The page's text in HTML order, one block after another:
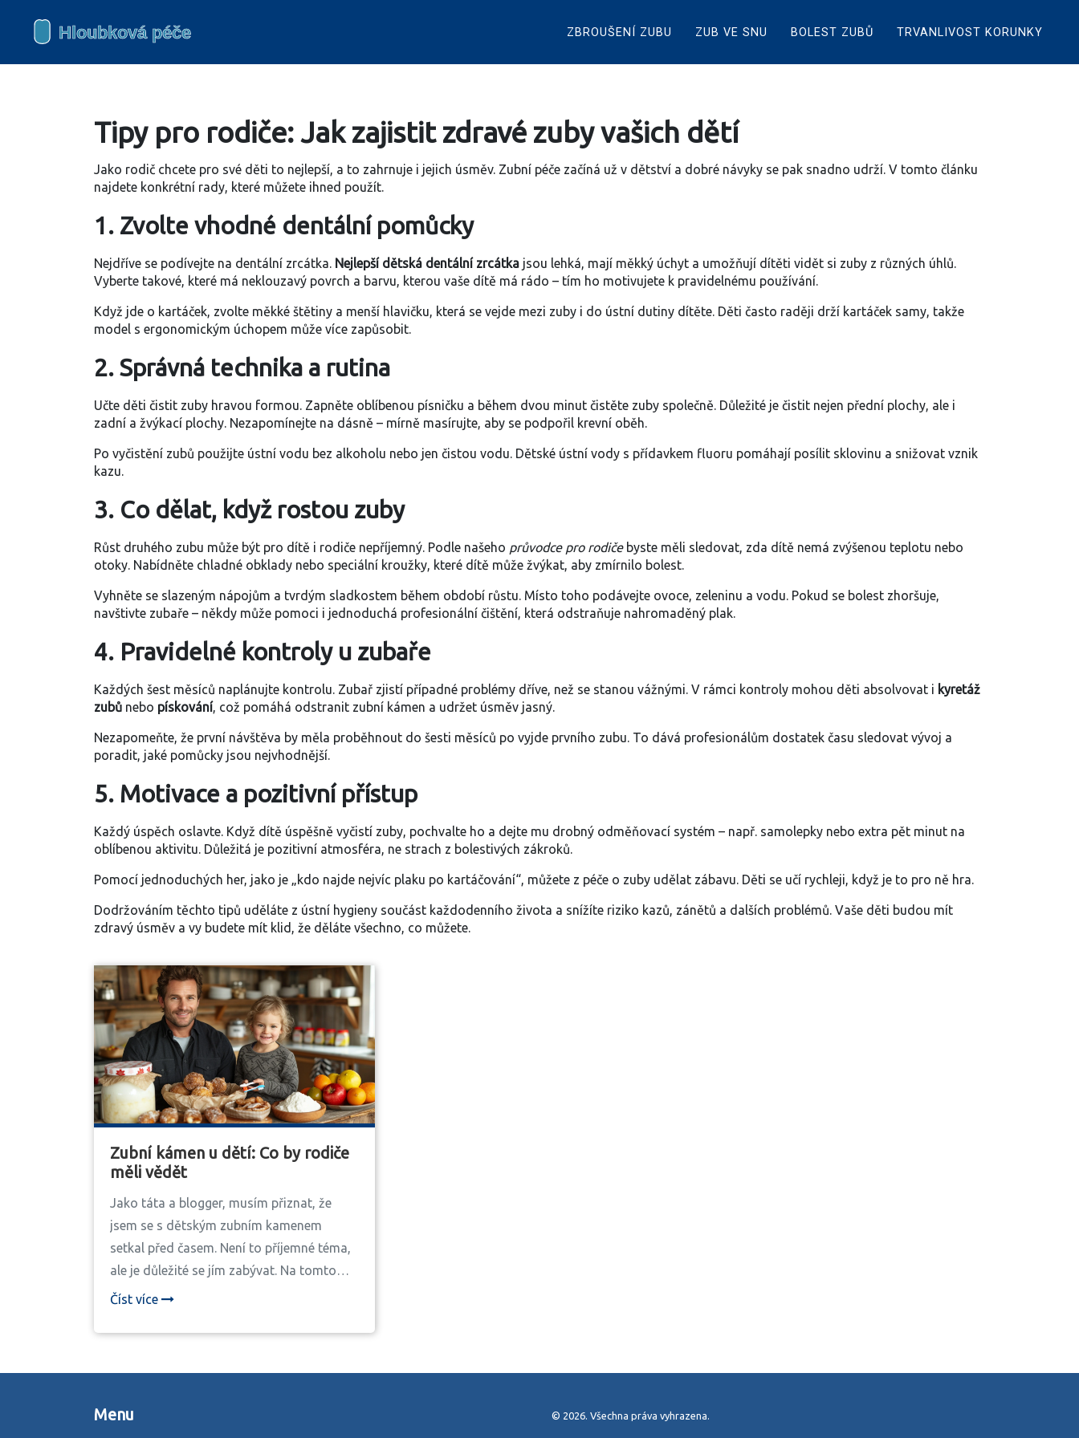
ZBROUŠENÍ ZUBU ZUB VE SNU BOLEST ZUBŮ TRVANLIVOST KORUNKY
Tipy pro rodiče: Jak zajistit zdravé zuby vašich dětí
Jako rodič chcete pro své děti to nejlepší, a to zahrnuje i jejich úsměv. Zubní péče začíná už v dětství a dobré návyky se pak snadno udrží. V tomto článku
najdete konkrétní rady, které můžete ihned použít.
1. Zvolte vhodné dentální pomůcky
Nejdříve se podívejte na dentální zrcátka. Nejlepší dětská dentální zrcátka jsou lehká, mají měkký úchyt a umožňují dítěti vidět si zuby z různých úhlů.
Vyberte takové, které má neklouzavý povrch a barvu, kterou vaše dítě má rádo – tím ho motivujete k pravidelnému používání.
Když jde o kartáček, zvolte měkké štětiny a menší hlavičku, která se vejde mezi zuby i do ústní dutiny dítěte. Děti často raději drží kartáček samy, takže
model s ergonomickým úchopem může více zapůsobit.
2. Správná technika a rutina
Učte děti čistit zuby hravou formou. Zapněte oblíbenou písničku a během dvou minut čistěte zuby společně. Důležité je čistit nejen přední plochy, ale i
zadní a žvýkací plochy. Nezapomínejte na dásně – mírně masírujte, aby se podpořil krevní oběh.
Po vyčistění zubů použijte ústní vodu bez alkoholu nebo jen čistou vodu. Dětské ústní vody s přídavkem fluoru pomáhají posílit sklovinu a snižovat vznik
kazu.
3. Co dělat, když rostou zuby
Růst druhého zubu může být pro dítě i rodiče nepříjemný. Podle našeho průvodce pro rodičebyste měli sledovat, zda dítě nemá zvýšenou teplotu nebo
otoky. Nabídněte chladné obklady nebo speciální kroužky, které dítě může žvýkat, aby zmírnilo bolest.
Vyhněte se slazeným nápojům a tvrdým sladkostem během období růstu. Místo toho podávejte ovoce, zeleninu a vodu. Pokud se bolest zhoršuje,
navštivte zubaře – někdy může pomoci i jednoduchá profesionální čištění, která odstraňuje nahromaděný plak.
4. Pravidelné kontroly u zubaře
Každých šest měsíců naplánujte kontrolu. Zubař zjistí případné problémy dříve, než se stanou vážnými. V rámci kontroly mohou děti absolvovat i kyretáž
zubů nebo pískování, což pomáhá odstranit zubní kámen a udržet úsměv jasný.
Nezapomeňte, že první návštěva by měla proběhnout do šesti měsíců po vyjde prvního zubu. To dává profesionálům dostatek času sledovat vývoj a
poradit, jaké pomůcky jsou nejvhodnější.
5. Motivace a pozitivní přístup
Každý úspěch oslavte. Když dítě úspěšně vyčistí zuby, pochvalte ho a dejte mu drobný odměňovací systém – např. samolepky nebo extra pět minut na
oblíbenou aktivitu. Důležitá je pozitivní atmosféra, ne strach z bolestivých zákroků.
Pomocí jednoduchých her, jako je „kdo najde nejvíc plaku po kartáčování“, můžete z péče o zuby udělat zábavu. Děti se učí rychleji, když je to pro ně hra.
Dodržováním těchto tipů uděláte z ústní hygieny součást každodenního života a snížíte riziko kazů, zánětů a dalších problémů. Vaše děti budou mít
zdravý úsměv a vy budete mít klid, že děláte všechno, co můžete.
Zubní kámen u dětí: Co by rodiče
měli vědět
Jako táta a blogger, musím přiznat, že
jsem se s dětským zubním kamenem
setkal před časem. Není to příjemné téma,
ale je důležité se jím zabývat. Na tomto
blogu sdílím své zkušenosti a tipy, jak
rodiče měli vědět. Podívejte se na mé
Číst více
Menu © 2026. Všechna práva vyhrazena.